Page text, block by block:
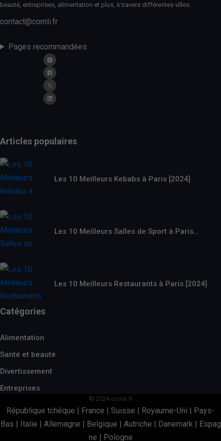
beauté, entreprises, alimentation et plus, à travers différentes villes.
contact@comli.fr
Pages recommandées
Articles populaires
Les 10 Meilleurs Kebabs à Paris [2024]
Les 10 Meilleurs Salles de Sport à Paris…
Les 10 Meilleurs Restaurants à Paris [2024]
Catégories
Alimentation
Santé et beauté
Divertissement
Entreprises
© 2024 comli.fr
République tchèque | France | Suisse | Royaume-Uni | Pays-
Bas | Italie | Allemagne | Belgique | Autriche | Danemark | Espag
ne | Pologne